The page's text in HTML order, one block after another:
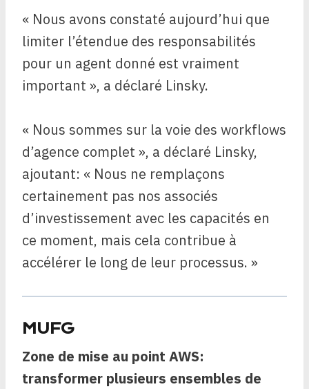
« Nous avons constaté aujourd’hui que
limiter l’étendue des responsabilités
pour un agent donné est vraiment
important », a déclaré Linsky.
« Nous sommes sur la voie des workflows
d’agence complet », a déclaré Linsky,
ajoutant: « Nous ne remplaçons
certainement pas nos associés
d’investissement avec les capacités en
ce moment, mais cela contribue à
accélérer le long de leur processus. »
MUFG
Zone de mise au point AWS:
transformer plusieurs ensembles de